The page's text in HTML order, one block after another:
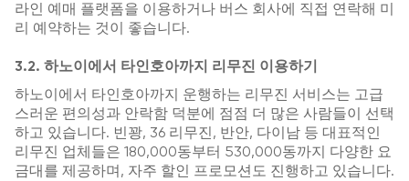
라인 예매 플랫폼을 이용하거나 버스 회사에 직접 연락해 미
리 예약하는 것이 좋습니다.
3.2. 하노이에서 타인호아까지 리무진 이용하기
하노이에서 타인호아까지 운행하는 리무진 서비스는 고급
스러운 편의성과 안락함 덕분에 점점 더 많은 사람들이 선택
하고 있습니다. 빈꽝, 36 리무진, 반안, 다이남 등 대표적인
리무진 업체들은 180,000동부터 530,000동까지 다양한 요
금대를 제공하며, 자주 할인 프로모션도 진행하고 있습니다.